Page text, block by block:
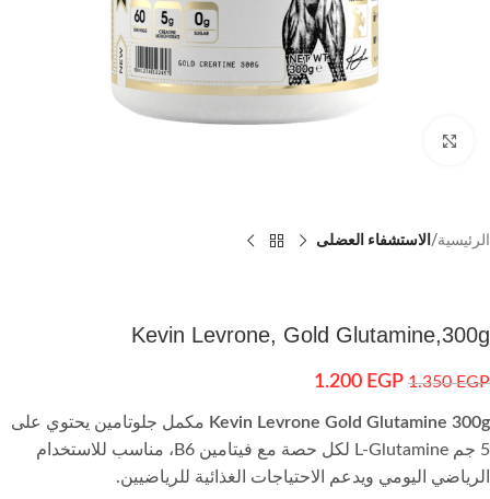
الرئيسية الاستشفاء العضلى
Kevin Levrone, Gold Glutamine,300g
1.350EGP
1.200 EGP
Kevin Levrone Gold Glutamine 300g مكمل جلوتامين يحتوي على
5 جم L-Glutamine لكل حصة مع فيتامين B6، مناسب للاستخدام
الرياضي اليومي ويدعم الاحتياجات الغذائية للرياضيين.